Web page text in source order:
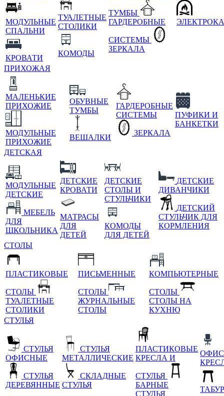
МОДУЛЬНЫЕ
СПАЛЬНИ
КРОВАТИ
ТУАЛЕТНЫЕ
СТОЛИКИ
КОМОДЫ
ТУМБЫ
ГАРДЕРОБНЫЕ
СИСТЕМЫ
ЗЕРКАЛА
ПРИХОЖАЯ
МАЛЕНЬКИЕ
ПРИХОЖИЕ
МОДУЛЬНЫЕ
ПРИХОЖИЕ
ОБУВНЫЕ
ТУМБЫ
ВЕШАЛКИ
ГАРДЕРОБНЫЕ
СИСТЕМЫ
ЗЕРКАЛА
ПУФИКИ И
БАНКЕТКИ
ДЕТСКАЯ
МОДУЛЬНЫЕ
ДЕТСКИЕ
МЕБЕЛЬ
ДЛЯ
ШКОЛЬНИКА
ДЕТСКИЕ
КРОВАТИ
МАТРАСЫ
ДЛЯ
ДЕТЕЙ
ДЕТСКИЕ
СТОЛЫ И
СТУЛЬЧИКИ
КОМОДЫ
ДЛЯ ДЕТЕЙ
ДЕТСКИЕ
ДИВАНЧИКИ
ДЕТСКИЙ
СТУЛЬЧИК ДЛЯ
КОРМЛЕНИЯ
СТОЛЫ
ПЛАСТИКОВЫЕ
СТОЛЫ
ТУАЛЕТНЫЕ
СТОЛИКИ
ПИСЬМЕННЫЕ
СТОЛЫ
ЖУРНАЛЬНЫЕ
СТОЛЫ
КОМПЬЮТЕРНЫЕ
СТОЛЫ
СТОЛЫ НА
КУХНЮ
СТУЛЬЯ
СТУЛЬЯ
ОФИСНЫЕ
СТУЛЬЯ
ДЕРЕВЯННЫЕ
СТУЛЬЯ
МЕТАЛЛИЧЕСКИЕ
СКЛАДНЫЕ
СТУЛЬЯ
ПЛАСТИКОВЫЕ
КРЕСЛА И
СТУЛЬЯ
БАРНЫЕ
СТУЛЬЯ